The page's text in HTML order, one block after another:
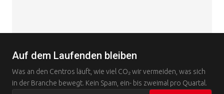
Auf dem Laufenden bleiben
Was an den Centros läuft, wie viel CO₂ wir vermeiden, was sich
in der Branche bewegt. Kein Spam, ein- bis zweimal pro Quartal.